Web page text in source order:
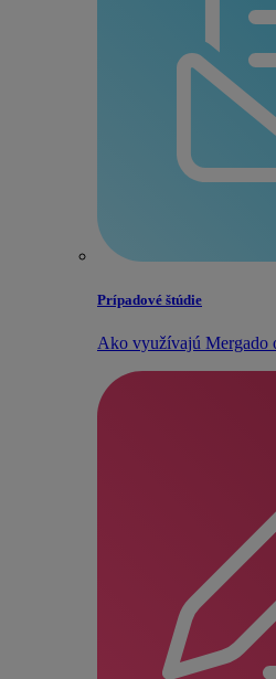
Prípadové štúdie
Ako využívajú Mergado